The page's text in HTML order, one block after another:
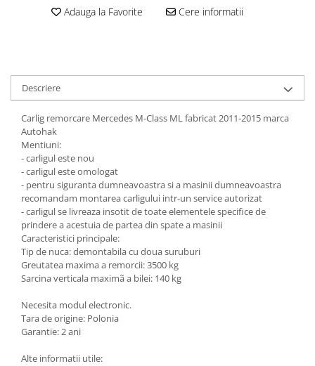
Carlige Infiniti
Carlige Jaecoo
Carlige Jaecoo 5
Carlige Jaecoo 7
Carlige Jaecoo E5
Carlige Jeep
Carlige Kia
Carlige Kia EV4
Carlige Kia EV5
Carlige Kia PV5
Carlige Lada
Carlige Lancia
Carlige Lexus
Carlige MAN
Carlige Mazda
Adauga la Favorite Cere informatii
Descriere
Carlig remorcare Mercedes M-Class ML fabricat 2011-2015 marca
Autohak
Mentiuni:
- carligul este nou
- carligul este omologat
- pentru siguranta dumneavoastra si a masinii dumneavoastra
recomandam montarea carligului intr-un service autorizat
- carligul se livreaza insotit de toate elementele specifice de
prindere a acestuia de partea din spate a masinii
Caracteristici principale:
Tip de nuca: demontabila cu doua suruburi
Greutatea maxima a remorcii: 3500 kg
Sarcina verticala maximã a bilei: 140 kg
Necesita modul electronic.
Tara de origine: Polonia
Garantie: 2 ani
Alte informatii utile: